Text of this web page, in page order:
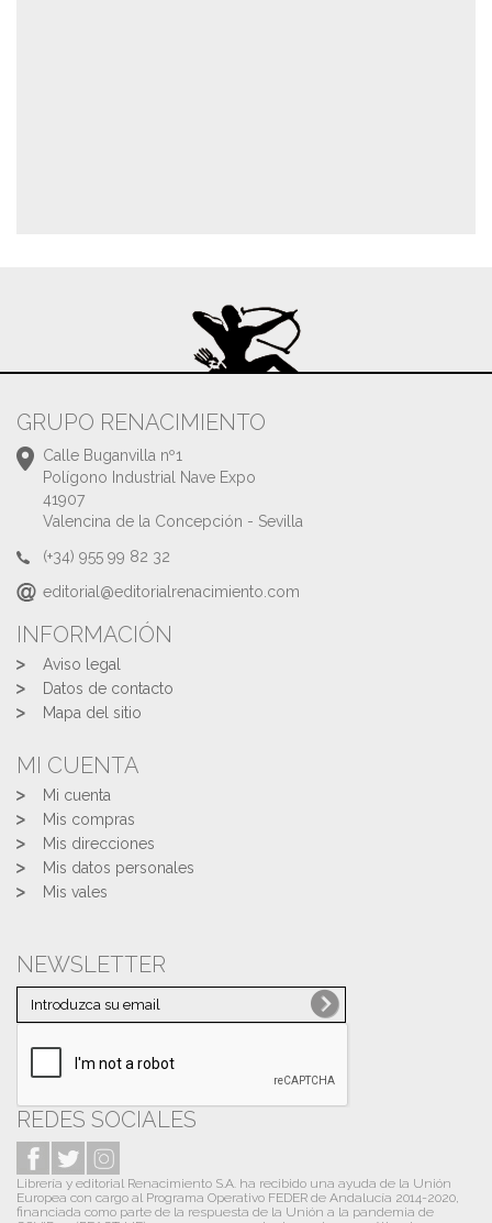
GRUPO RENACIMIENTO
Calle Buganvilla nº1
Polígono Industrial Nave Expo
41907
Valencina de la Concepción - Sevilla
(+34) 955 99 82 32
editorial@editorialrenacimiento.com
INFORMACIÓN
Aviso legal
Datos de contacto
Mapa del sitio
MI CUENTA
Mi cuenta
Mis compras
Mis direcciones
Mis datos personales
Mis vales
NEWSLETTER
REDES SOCIALES
Librería y editorial Renacimiento S.A. ha recibido una ayuda de la Unión
Europea con cargo al Programa Operativo FEDER de Andalucía 2014-2020,
financiada como parte de la respuesta de la Unión a la pandemia de